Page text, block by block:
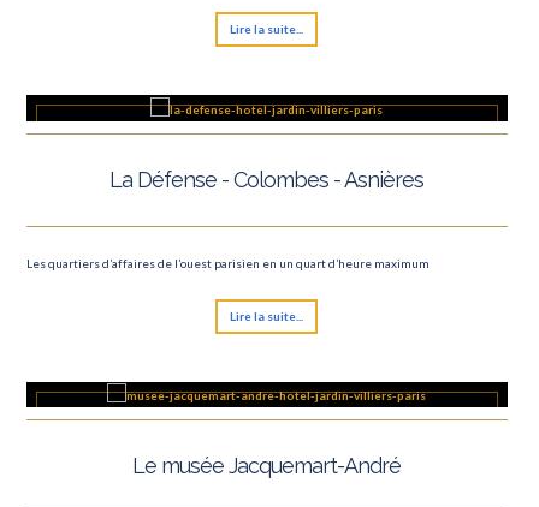
Lire la suite...
La Défense - Colombes - Asnières
Les quartiers d’affaires de l’ouest parisien en un quart d’heure maximum
Lire la suite...
Le musée Jacquemart-André